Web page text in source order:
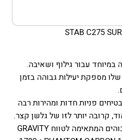
מספקת יעילות גבוהה בזמן
פניות חדות ומהירות רבה
קרובה יותר לזו של גלשן קצר.
זוהי צורה בעלת ביצועים גבוהים המתאימה לטווח GRAVITY